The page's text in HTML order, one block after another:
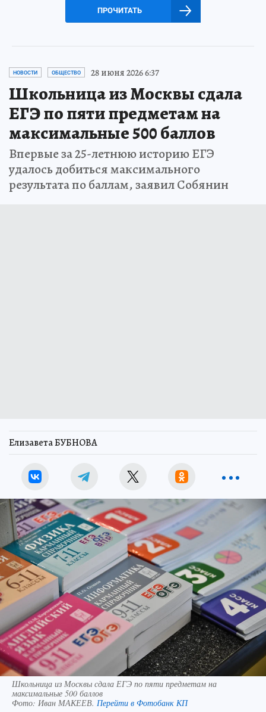
ПРОЧИТАТЬ
НОВОСТИ ОБЩЕСТВО 28 июня 2026 6:37
Школьница из Москвы сдала
ЕГЭ по пяти предметам на
максимальные 500 баллов
Впервые за 25-летнюю историю ЕГЭ
удалось добиться максимального
результата по баллам, заявил Собянин
Елизавета БУБНОВА
Школьница из Москвы сдала ЕГЭ по пяти предметам на
максимальные 500 баллов
Фото: Иван МАКЕЕВ. Перейти в Фотобанк КП